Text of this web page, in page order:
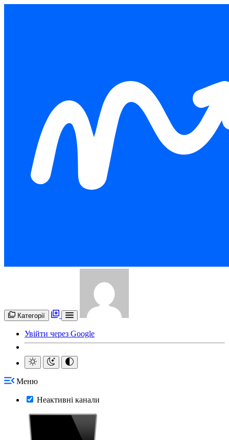
Категорії
Увійти через Google
Меню
Неактивні канали